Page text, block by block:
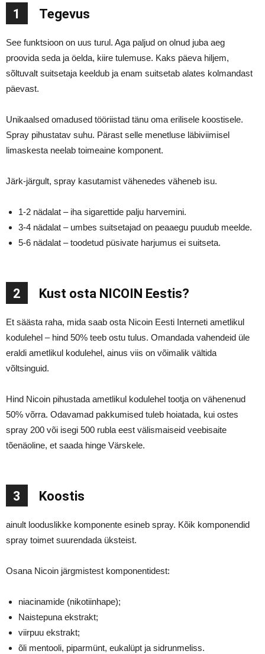
1 Tegevus
See funktsioon on uus turul. Aga paljud on olnud juba aeg
proovida seda ja öelda, kiire tulemuse. Kaks päeva hiljem,
sõltuvalt suitsetaja keeldub ja enam suitsetab alates kolmandast
päevast.
Unikaalsed omadused tööriistad tänu oma erilisele koostisele.
Spray pihustatav suhu. Pärast selle menetluse läbiviimisel
limaskesta neelab toimeaine komponent.
Järk-järgult, spray kasutamist vähenedes väheneb isu.
1-2 nädalat – iha sigarettide palju harvemini.
3-4 nädalat – umbes suitsetajad on peaaegu puudub meelde.
5-6 nädalat – toodetud püsivate harjumus ei suitseta.
2 Kust osta NICOIN Eestis?
Et säästa raha, mida saab osta Nicoin Eesti Interneti ametlikul
kodulehel – hind 50% teeb ostu tulus. Omandada vahendeid üle
eraldi ametlikul kodulehel, ainus viis on võimalik vältida
võltsinguid.
Hind Nicoin pihustada ametlikul kodulehel tootja on vähenenud
50% võrra. Odavamad pakkumised tuleb hoiatada, kui ostes
spray 200 või isegi 500 rubla eest välismaiseid veebisaite
tõenäoline, et saada hinge Värskele.
3 Koostis
ainult looduslikke komponente esineb spray. Kõik komponendid
spray toimet suurendada üksteist.
Osana Nicoin järgmistest komponentidest:
niacinamide (nikotiinhape);
Naistepuna ekstrakt;
viirpuu ekstrakt;
õli mentooli, piparmünt, eukalüpt ja sidrunmeliss.